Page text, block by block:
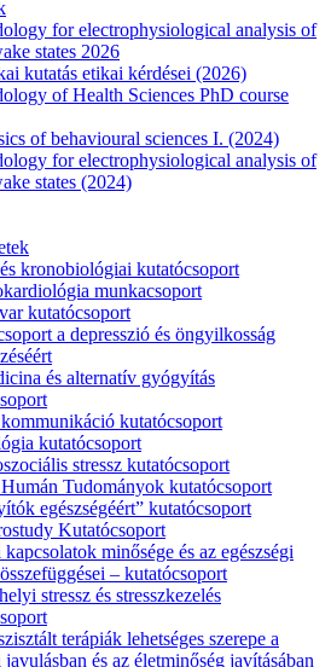
for electrophysiological analysis of
states 2026
kutatás etikai kérdései (2026)
of Health Sciences PhD course
of behavioural sciences I. (2024)
for electrophysiological analysis of
states (2024)
kronobiológiai kutatócsoport
munkacsoport
kutatócsoport
a depresszió és öngyilkosság
és alternatív gyógyítás
kutatócsoport
kutatócsoport
stressz kutatócsoport
Tudományok kutatócsoport
egészségéért” kutatócsoport
Kutatócsoport
kapcsolatok minősége és az egészségi
– kutatócsoport
stressz és stresszkezelés
terápiák lehetséges szerepe a
és az életminőség javításában